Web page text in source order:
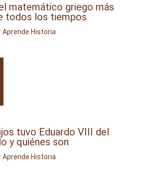
matemático griego más
todos los tiempos
Aprende Historia
tuvo Eduardo VIII del
y quiénes son
Aprende Historia